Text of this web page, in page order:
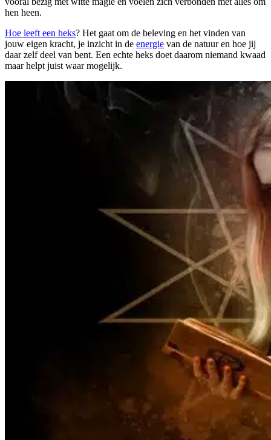
hen heen.
Hoe leeft een heks? Het gaat om de beleving en het vinden van
jouw eigen kracht, je inzicht in de energie van de natuur en hoe jij
daar zelf deel van bent. Een echte heks doet daarom niemand kwaad
maar helpt juist waar mogelijk.